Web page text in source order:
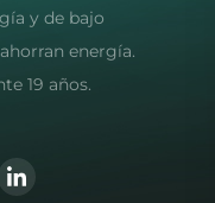
y de bajo
energía.
19 años.